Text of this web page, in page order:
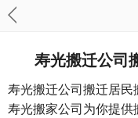
寿光搬迁公司
寿光搬迁公司搬迁居
寿光搬家公司为你提供